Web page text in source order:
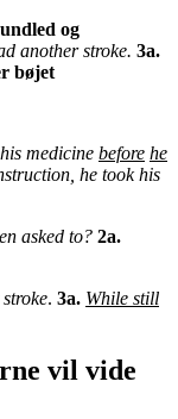
og
another stroke. 3a.
bøjet
medicine before he
he took his
asked to? 2a.
. 3a. While still
vil vide